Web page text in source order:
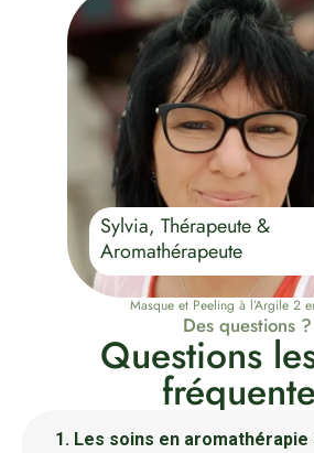
Sylvia, Thérapeute &
Aromathérapeute
Masque et Peeling à l’Argile 2
Des questions ?
Questions
1. Les soins en